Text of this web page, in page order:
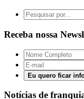
Receba nossa
Eu quero ficar
Notícias de